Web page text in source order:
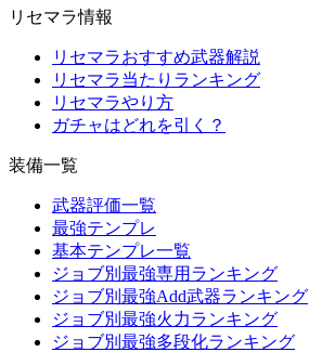
リセマラ情報
リセマラおすすめ武器解説
リセマラ当たりランキング
リセマラやり方
ガチャはどれを引く？
装備一覧
武器評価一覧
最強テンプレ
基本テンプレ一覧
ジョブ別最強専用ランキング
ジョブ別最強Add武器ランキング
ジョブ別最強火力ランキング
ジョブ別最強多段化ランキング